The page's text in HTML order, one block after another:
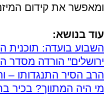
ומאפשר את קידום
עוד בנושא:
השבוע בועדה: תוכנית
ירושלים" הורדה מסדר
הרב הסיר התנגדותו –
מי היה המתווך? בכיר